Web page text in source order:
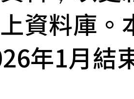
資料庫。
年1月結